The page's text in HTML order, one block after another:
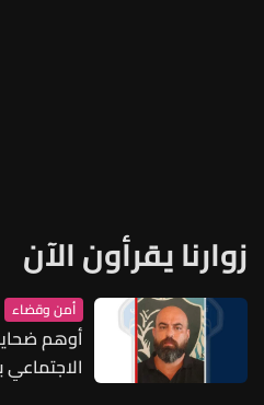
زوارنا يقرأون الآن
أمن وقضاء
أوهم